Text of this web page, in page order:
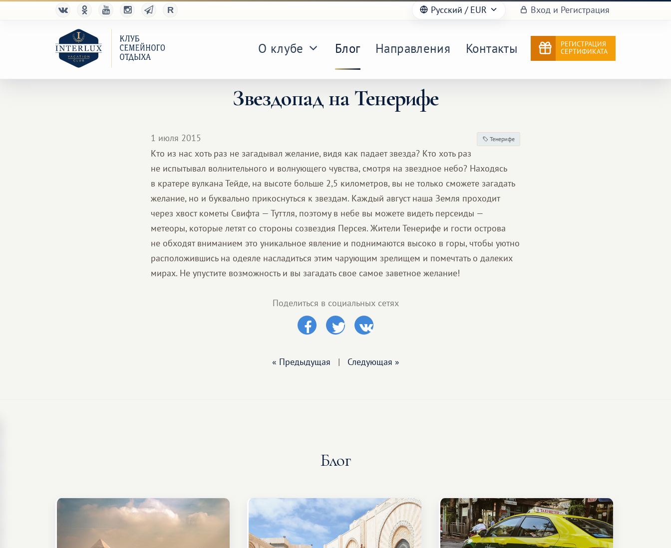
Русский / EUR Вход и Регистрация
О клубе Блог Направления Контакты
РЕГИСТРАЦИЯ
СЕРТИФИКАТА
Звездопад на Тенерифе
1 июля 2015 Тенерифе
Кто из нас хоть раз не загадывал желание, видя как падает звезда? Кто хоть раз
не испытывал волнительного и волнующего чувства, смотря на звездное небо? Находясь
в кратере вулкана Тейде, на высоте больше 2,5 километров, вы не только сможете загадать
желание, но и буквально прикоснуться к звездам. Каждый август наша Земля проходит
через хвост кометы Свифта — Туттля, поэтому в небе вы можете видеть персеиды —
метеоры, которые летят со стороны созвездия Персея. Жители Тенерифе и гости острова
не обходят вниманием это уникальное явление и поднимаются высоко в горы, чтобы уютно
расположившись на одеяле насладиться этим чарующим зрелищем и помечтать о далеких
мирах. Не упустите возможность и вы загадать свое самое заветное желание!
Поделиться в социальных сетях
« Предыдущая | Следующая »
Блог